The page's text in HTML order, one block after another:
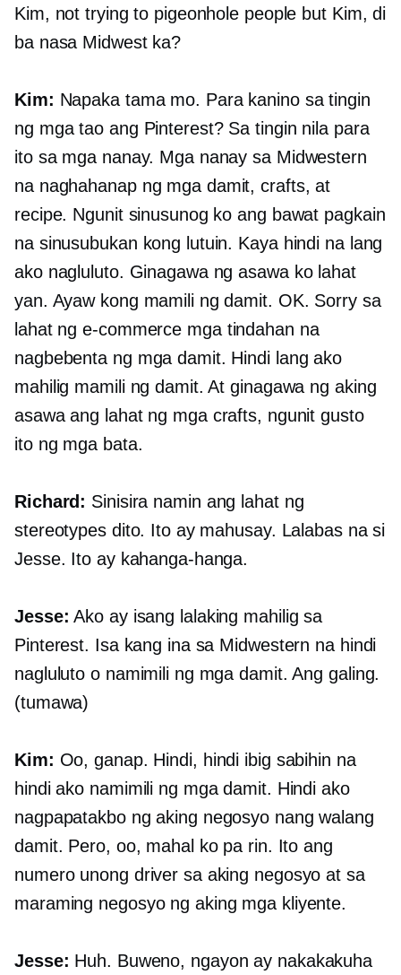
Kim, not trying to pigeonhole people but Kim, di
ba nasa Midwest ka?
Kim: Napaka tama mo. Para kanino sa tingin
ng mga tao ang Pinterest? Sa tingin nila para
ito sa mga nanay. Mga nanay sa Midwestern
na naghahanap ng mga damit, crafts, at
recipe. Ngunit sinusunog ko ang bawat pagkain
na sinusubukan kong lutuin. Kaya hindi na lang
ako nagluluto. Ginagawa ng asawa ko lahat
yan. Ayaw kong mamili ng damit. OK. Sorry sa
lahat nge-commerce mga tindahan na
nagbebenta ng mga damit. Hindi lang ako
mahilig mamili ng damit. At ginagawa ng aking
asawa ang lahat ng mga crafts, ngunit gusto
ito ng mga bata.
Richard: Sinisira namin ang lahat ng
stereotypes dito. Ito ay mahusay. Lalabas na si
Jesse. Ito ay kahanga-hanga.
Jesse: Ako ay isang lalaking mahilig sa
Pinterest. Isa kang ina sa Midwestern na hindi
nagluluto o namimili ng mga damit. Ang galing.
(tumawa)
Kim: Oo, ganap. Hindi, hindi ibig sabihin na
hindi ako namimili ng mga damit. Hindi ako
nagpapatakbo ng aking negosyo nang walang
damit. Pero, oo, mahal ko pa rin. Ito ang
numero unong driver sa aking negosyo at sa
maraming negosyo ng aking mga kliyente.
Jesse: Huh. Buweno, ngayon ay nakakakuha